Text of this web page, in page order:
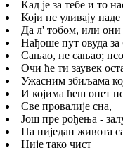
Кад је за тебе и то
Који не уливају
Да л' тобом, или они
Нађоше пут овуда за
Сањао, не сањао;
Очи ће ти заувек
Ужасним збиљама
И којима ћеш опет
Све провалије сна,
Још пре рођења -
Па ниједан живота
Није тако чист